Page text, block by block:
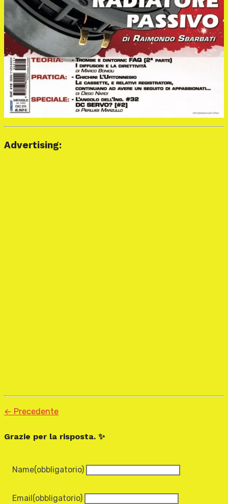
Advertising:
← Precedente
Grazie per la risposta. ✨
Name(obbligatorio)
Email (obbligatorio)